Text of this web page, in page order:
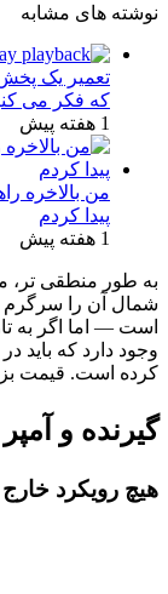
نوشته های مشابه
تعمیر یک
که فکر می
1 هفته پیش
پیدا کردم
1 هفته پیش
شمال آن را سرگرم
است — اما اگر به
وجود دارد که باید
کرده است. قیمت
گیرنده و
هیچ رویکرد خارج